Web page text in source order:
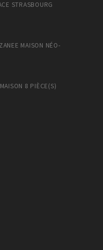
STRASBOURG
MAISON NÉO-
8 PIÈCE(S)